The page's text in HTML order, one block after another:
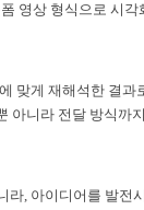
영상 형식으로 시
맞게 재해석한 결
니라 전달 방식까
라, 아이디어를 발